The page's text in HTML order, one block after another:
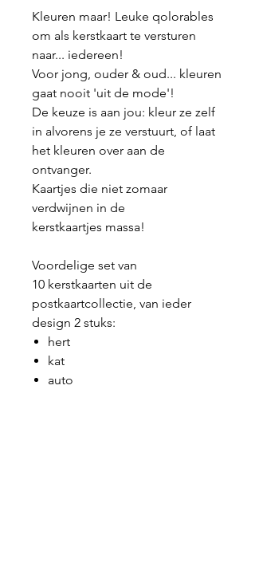
Kleuren maar! Leuke qolorables
om als kerstkaart te versturen
naar... iedereen!
Voor jong, ouder & oud... kleuren
gaat nooit 'uit de mode'!
De keuze is aan jou: kleur ze zelf
in alvorens je ze verstuurt, of laat
het kleuren over aan de
ontvanger.
Kaartjes die niet zomaar
verdwijnen in de
kerstkaartjes massa!
Voordelige set van
10 kerstkaarten uit de
postkaartcollectie, van ieder
design 2 stuks:
hert
kat
auto